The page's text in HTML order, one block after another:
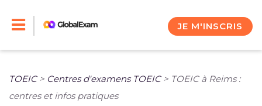
JE M'INSCRIS
TOEIC> Centres d'examens TOEIC> TOEIC à Reims :
centres et infos pratiques